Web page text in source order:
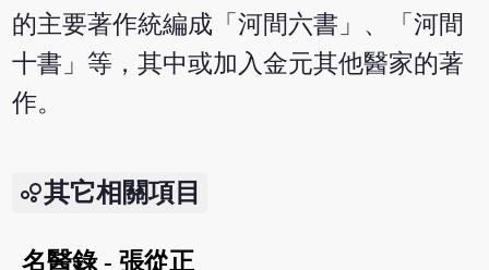
的主要著作統編成「河間六書」、「河間
十書」等，其中或加入金元其他醫家的著
作。
其它相關項目
名醫錄 - 張從正